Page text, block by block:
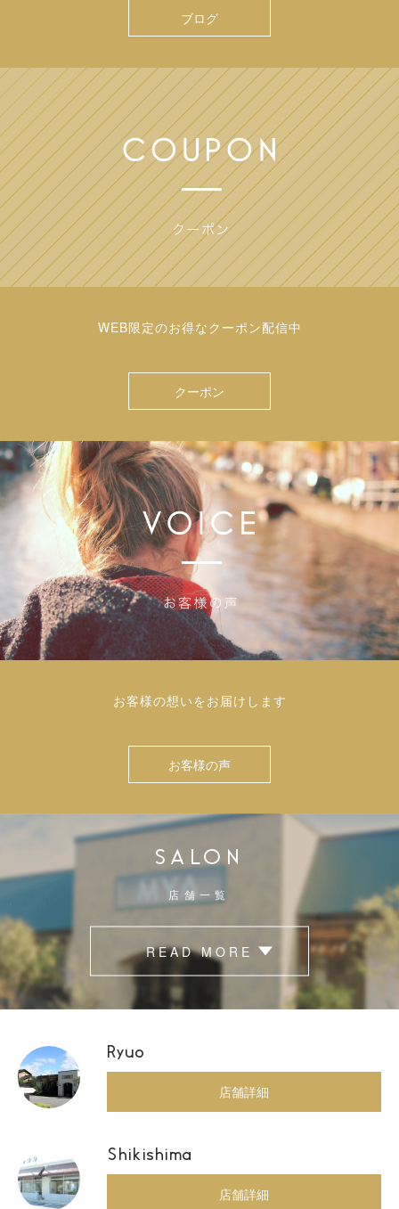
ブログ
WEB限定のお得なクーポン配信中
クーポン
お客様の想いをお届けします
お客様の声
SALON
店舗一覧
READ MORE
Ryuo
店舗詳細
Shikishima
店舗詳細